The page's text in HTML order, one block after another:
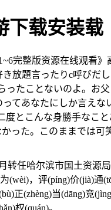
下载安装载
完整版资源在线观看
放題言ったりc呼びだ
ったことないのよ。お
てあなたにしか言え
度とこんな身勝手なこ
った。このままでは
尔滨市国土资源局党
(wèi)，评(píng)价(jià)
正(zhèng)当(dāng)竞
权(quán)。